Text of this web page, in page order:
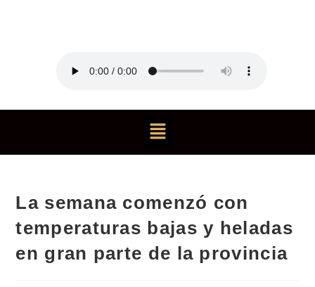
La semana comenzó con
temperaturas bajas y heladas
en gran parte de la provincia